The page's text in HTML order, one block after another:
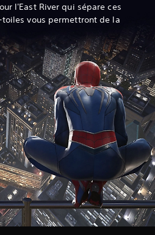
l'East River qui sépare ces
vous permettront de la